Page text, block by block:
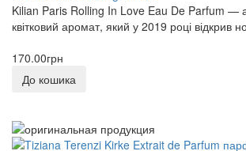
Kilian Paris Rolling In Love Eau De Parfum —
квітковий аромат, який у 2019 році відкрив
170.00грн
До кошика